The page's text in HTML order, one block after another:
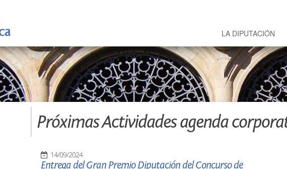
LA DIPUTACIÓN
Próximas Actividades agenda
14/09/2024
Entrega del Gran Premio Diputación del Concurso de